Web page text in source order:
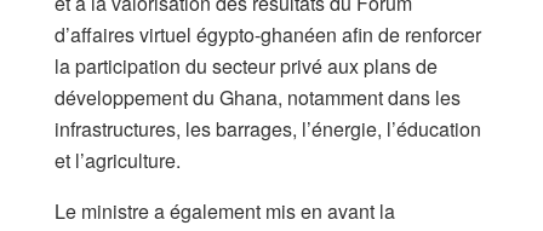
d’affaires virtuel égypto-ghanéen afin de renforcer
la participation du secteur privé aux plans de
développement du Ghana, notamment dans les
infrastructures, les barrages, l’énergie, l’éducation
et l’agriculture.
Le ministre a également mis en avant la